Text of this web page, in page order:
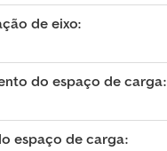
de eixo:
do espaço de carga:
espaço de carga: